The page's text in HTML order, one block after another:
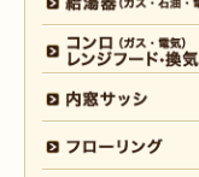
2026年1月31日
2026年1月31日
2026年1月29日
2026年1月26日
2025年12月30日